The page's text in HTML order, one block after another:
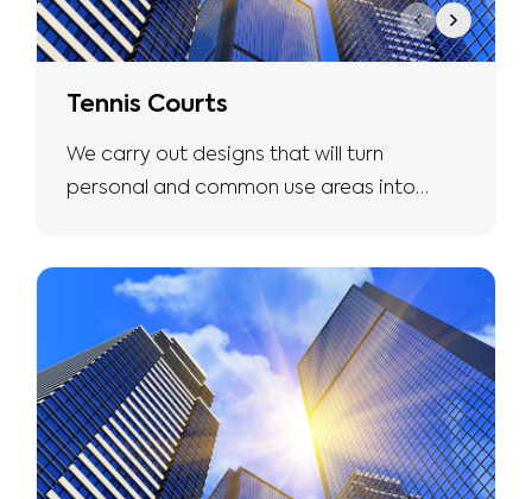
Tennis Courts
We carry out designs that will turn
personal and common use areas into